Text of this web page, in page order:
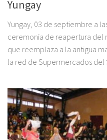
Yungay
Yungay, 03 de septiembre a
ceremonia de reapertura del
que reemplaza a la antigua
la red de Supermercados del